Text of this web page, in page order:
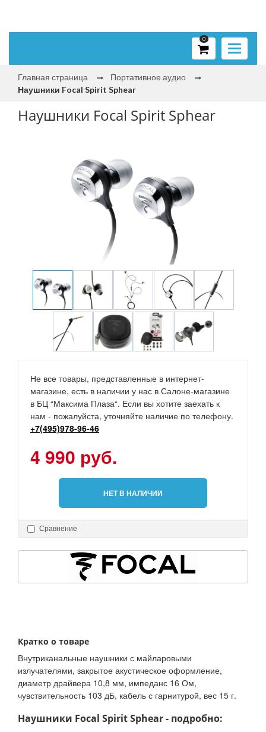
Toggle
0
Главная страница
Портативное аудио
Наушники Focal Spirit Sphear
Наушники Focal Spirit Sphear
Не все товары, представленные в интернет-
магазине, есть в наличии у нас в Салоне-магазине
в БЦ “Максима Плаза“. Если вы хотите заехать к
нам - пожалуйста, уточняйте наличие по телефону.
+7(495)978-96-46
4 990 руб.
НЕТ В НАЛИЧИИ
Сравнение
Кратко о товаре
Внутриканальные наушники с майларовыми
излучателями, закрытое акустическое оформление,
диаметр драйвера 10,8 мм, импеданс 16 Ом,
чувствительность 103 дБ, кабель с гарнитурой, вес 15 г.
Наушники Focal Spirit Sphear - подробно: